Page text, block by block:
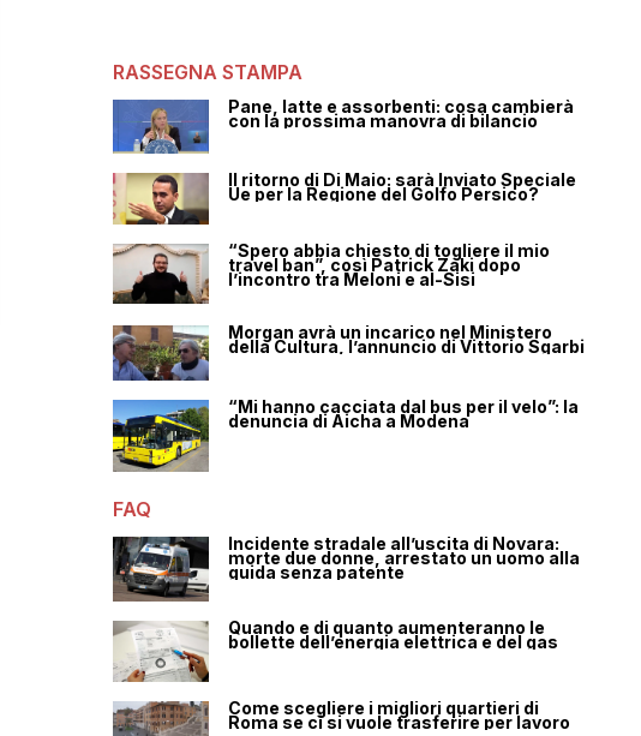
RASSEGNA STAMPA
Pane, latte e assorbenti: cosa cambierà
con la prossima manovra di bilancio
Il ritorno di Di Maio: sarà Inviato Speciale
Ue per la Regione del Golfo Persico?
“Spero abbia chiesto di togliere il mio
travel ban”, così Patrick Zaki dopo
l’incontro tra Meloni e al-Sisi
Morgan avrà un incarico nel Ministero
della Cultura, l’annuncio di Vittorio Sgarbi
“Mi hanno cacciata dal bus per il velo”: la
denuncia di Aicha a Modena
FAQ
Incidente stradale all’uscita di Novara:
morte due donne, arrestato un uomo alla
guida senza patente
Quando e di quanto aumenteranno le
bollette dell’energia elettrica e del gas
Come scegliere i migliori quartieri di
Roma se ci si vuole trasferire per lavoro